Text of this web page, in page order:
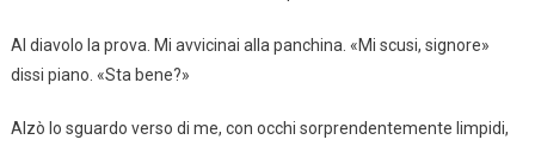
Al diavolo la prova. Mi avvicinai alla panchina. «Mi scusi, signore»
dissi piano. «Sta bene?»
Alzò lo sguardo verso di me, con occhi sorprendentemente limpidi,